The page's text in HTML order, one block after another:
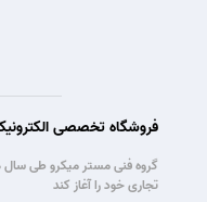
فروشگاه تخصصی
تجاری خود را آغاز کند